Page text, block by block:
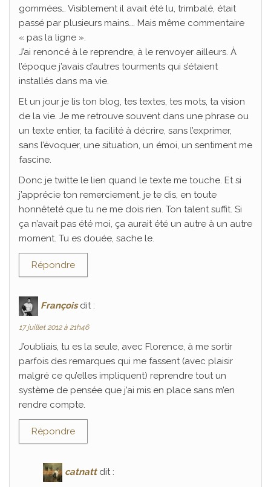
gommées… Visiblement il avait été lu, trimbalé, était
passé par plusieurs mains…. Mais même commentaire
« pas la ligne ».
J’ai renoncé à le reprendre, à le renvoyer ailleurs. À
l’époque j’avais d’autres tourments qui s’étaient
installés dans ma vie.
Et un jour je lis ton blog, tes textes, tes mots, ta vision
de la vie. Je me retrouve souvent dans une phrase ou
un texte entier, ta facilité à décrire, sans l’exprimer,
sans l’évoquer, une situation, un émoi, un sentiment me
fascine.
Donc je twitte le lien quand le texte me touche. Et si
j’apprécie ton remerciement, je te dis, en toute
honnêteté que tu ne me dois rien. Ton talent suffit. Si
ça n’avait pas été moi, ça aurait été un autre à un autre
moment. Tu es douée, sache le.
Répondre
François dit :
17 juillet 2012 à 21h46
J’oubliais, tu es la seule, avec Florence, à me sortir
parfois des remarques qui me fassent (avec plaisir
malgré ce qu’elles impliquent) reprendre tout un
système de pensée que j’ai mis en place sans m’en
rendre compte.
Répondre
catnatt dit :